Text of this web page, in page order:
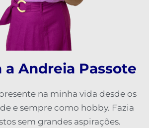
a Andreia Passote
na minha vida desde os
e sempre como hobby. Fazia
sem grandes aspirações.